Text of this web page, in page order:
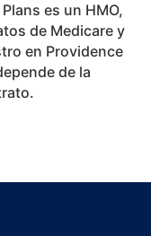
es un HMO,
de Medicare y
en Providence
de la